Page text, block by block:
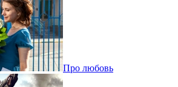
Про любовь